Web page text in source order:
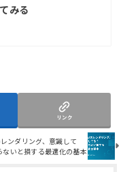
みる
リンク
ンダリング、意識して
ないと損する最適化の基本